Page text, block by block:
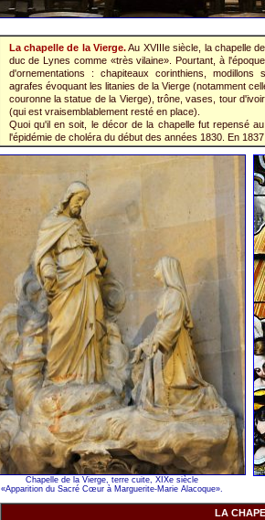
La chapelle de la Vierge.Au XVIIIe siècle, la chapelle
duc de Lynes comme «très vilaine». Pourtant, à
d'ornementations : chapiteaux corinthiens, modillons
agrafes évoquant les litanies de la Vierge (notamment
couronne la statue de la Vierge), trône, vases, tour
(qui est vraisemblablement resté en place).
Quoi qu'il en soit, le décor de la chapelle fut repensé
l'épidémie de choléra du début des années 1830. En
Chapelle de la Vierge, terre cuite, XIXe siècle
«Apparition du Sacré Cœur à Marguerite-Marie Alacoque».
LA